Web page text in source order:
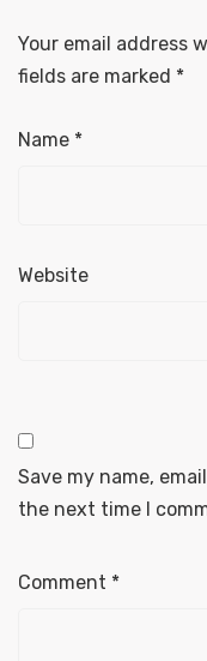
Your email address
fields are marked *
Name *
Website
Save my name,
the next time I
Comment *